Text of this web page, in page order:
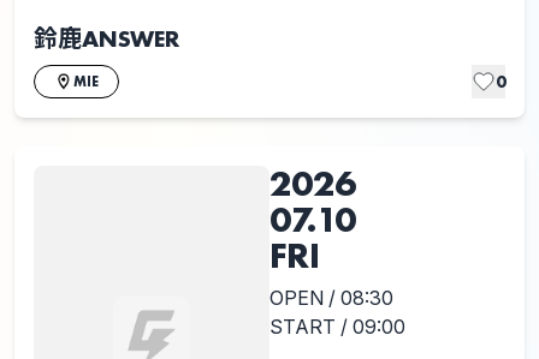
鈴鹿ANSWER
MIE 0
2026
07.10
FRI
OPEN / 08:30
START / 09:00